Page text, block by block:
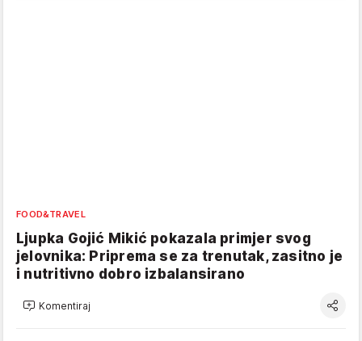
FOOD&TRAVEL
Ljupka Gojić Mikić pokazala primjer svog
jelovnika: Priprema se za trenutak, zasitno je
i nutritivno dobro izbalansirano
Komentiraj